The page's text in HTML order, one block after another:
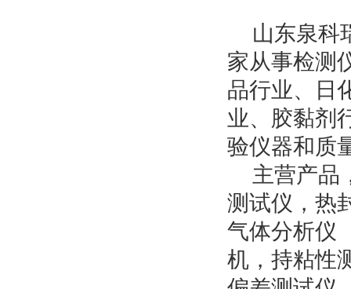
山东泉科
家从事检测
品行业、日
业、胶黏剂
验仪器和质
主营产品
测试仪，热
气体分析仪
机，持粘性